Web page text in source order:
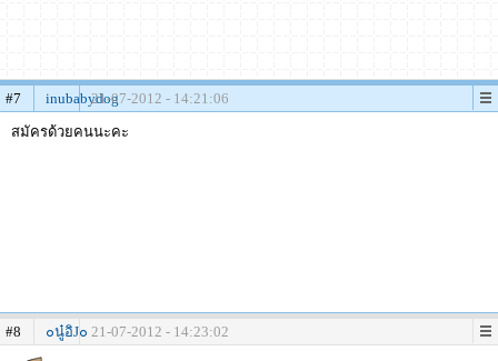
#7 inubabydog21-07-2012 - 14:21:06
สมัครด้วยคนนะคะ
#8 ๐นู๋อิJ๐ 21-07-2012 - 14:23:02